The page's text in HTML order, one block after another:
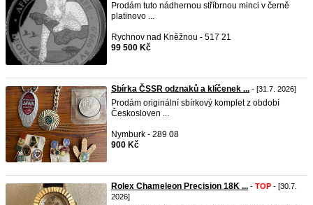
Prodám tuto nádhernou stříbrnou minci v černě
platinovo ...
Rychnov nad Kněžnou - 517 21
99 500 Kč
Sbírka ČSSR odznaků a klíčenek ... - [31.7. 2026]
Prodám originální sbírkový komplet z období
Českosloven ...
Nymburk - 289 08
900 Kč
Rolex Chameleon Precision 18K ... - TOP - [30.7.
2026]